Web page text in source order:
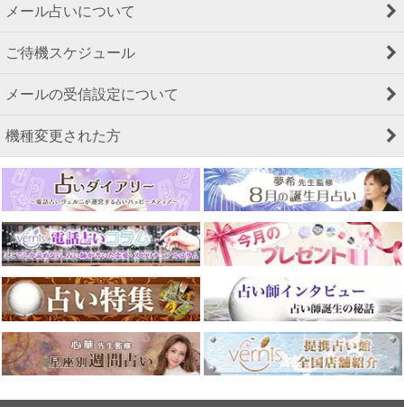
メール占いについて
ご待機スケジュール
メールの受信設定について
機種変更された方